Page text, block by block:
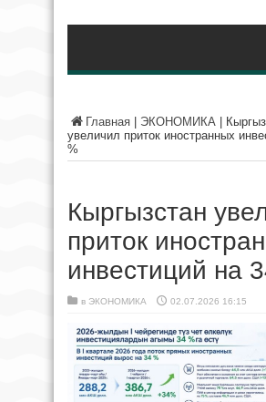
Главная ЭКОНОМИКА
увеличил приток иностранных
%
Кыргызстан
приток
инвестиций на
в ЭКОНОМИКА 02.07.2026 16:15